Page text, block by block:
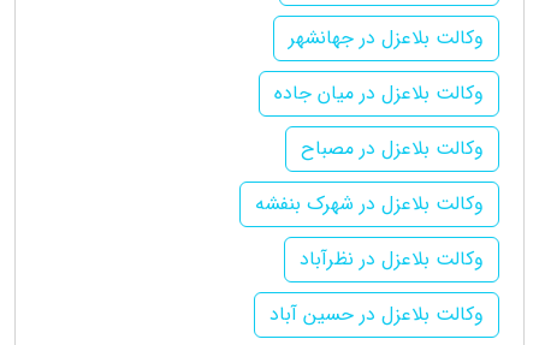
وکالت بلاعزل در جهانشهر
وکالت بلاعزل در میان جاده
وکالت بلاعزل در مصباح
وکالت بلاعزل در شهرک بنفشه
وکالت بلاعزل در نظرآباد
وکالت بلاعزل در حسین آباد